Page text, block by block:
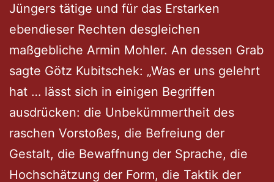
Jüngers tätige und für das Erstarken
ebendieser Rechten desgleichen
maßgebliche Armin Mohler. An dessen Grab
sagte Götz Kubitschek: „Was er uns gelehrt
hat … lässt sich in einigen Begriffen
ausdrücken: die Unbekümmertheit des
raschen Vorstoßes, die Befreiung der
Gestalt, die Bewaffnung der Sprache, die
Hochschätzung der Form, die Taktik der